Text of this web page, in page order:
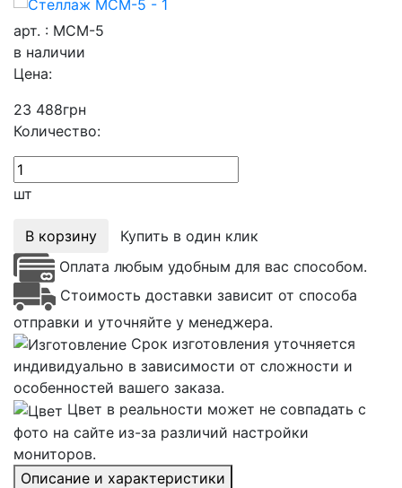
арт. : МСМ-5
в наличии
Цена:
23 488грн
Количество:
шт
В корзину
Купить в один клик
Оплата любым удобным для вас способом.
Стоимость доставки зависит от способа
отправки и уточняйте у менеджера.
Срок изготовления уточняется
индивидуально в зависимости от сложности и
особенностей вашего заказа.
Цвет в реальности может не совпадать с
фото на сайте из-за различий настройки
мониторов.
Описание и характеристики